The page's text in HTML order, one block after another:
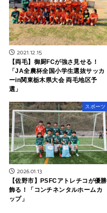
2021.12.15
【両毛】御厨FCが強さ見せる！
「JA全農杯全国小学生選抜サッカ
ーin関東栃木県大会 両毛地区予
選」
スポーツ
2026.01.13
【佐野市】PSFCアトレチコが優勝
飾る！「コンチネンタルホームカ
ップ」